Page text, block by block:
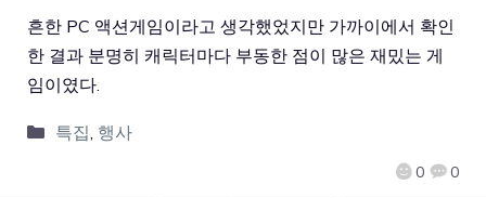
0 0
흔한 PC 액션게임이라고 생각했었지만 가까이에서 확인
한 결과 분명히 캐릭터마다 부동한 점이 많은 재밌는 게
임이였다.
특집, 행사